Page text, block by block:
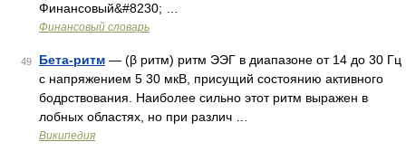
Финансовый&#8230; …
Финансовый словарь
49 Бета-ритм — (β ритм) ритм ЭЭГ в диапазоне от 14 до 30 Гц
с напряжением 5 30 мкВ, присущий состоянию активного
бодрствования. Наиболее сильно этот ритм выражен в
лобных областях, но при различ …
Википедия